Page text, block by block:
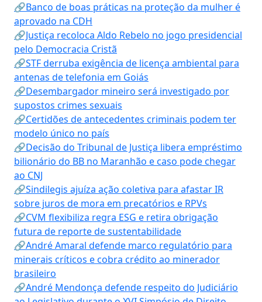
🔗Banco de boas práticas na proteção da mulher é
aprovado na CDH
🔗Justiça recoloca Aldo Rebelo no jogo presidencial
pelo Democracia Cristã
🔗STF derruba exigência de licença ambiental para
antenas de telefonia em Goiás
🔗Desembargador mineiro será investigado por
supostos crimes sexuais
🔗Certidões de antecedentes criminais podem ter
modelo único no país
🔗Decisão do Tribunal de Justiça libera empréstimo
bilionário do BB no Maranhão e caso pode chegar
ao CNJ
🔗Sindilegis ajuíza ação coletiva para afastar IR
sobre juros de mora em precatórios e RPVs
🔗CVM flexibiliza regra ESG e retira obrigação
futura de reporte de sustentabilidade
🔗André Amaral defende marco regulatório para
minerais críticos e cobra crédito ao minerador
brasileiro
🔗André Mendonça defende respeito do Judiciário